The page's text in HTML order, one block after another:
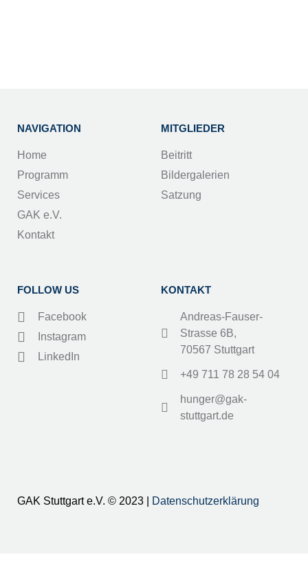
NAVIGATION
Home
Programm
Services
GAK e.V.
Kontakt
MITGLIEDER
Beitritt
Bildergalerien
Satzung
FOLLOW US
Facebook
Instagram
LinkedIn
KONTAKT
Andreas-Fauser-
Strasse 6B,
70567 Stuttgart
+49 711 78 28 54 04
hunger@gak-
stuttgart.de
GAK Stuttgart e.V. © 2023 | Datenschutzerklärung